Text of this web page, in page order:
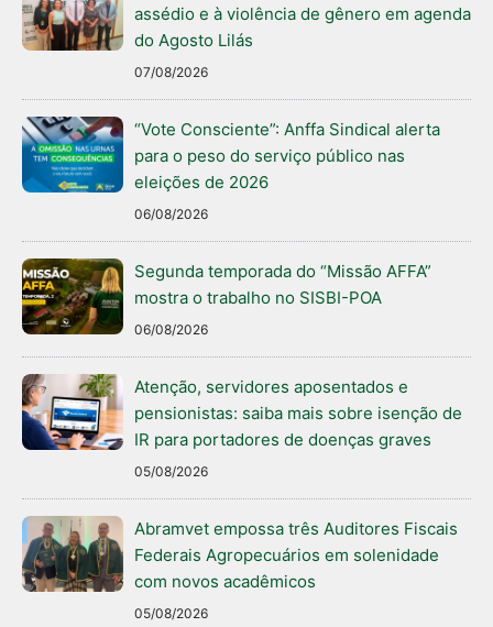
assédio e à violência de gênero em agenda
do Agosto Lilás
07/08/2026
“Vote Consciente”: Anffa Sindical alerta
para o peso do serviço público nas
eleições de 2026
06/08/2026
Segunda temporada do “Missão AFFA”
mostra o trabalho no SISBI-POA
06/08/2026
Atenção, servidores aposentados e
pensionistas: saiba mais sobre isenção de
IR para portadores de doenças graves
05/08/2026
Abramvet empossa três Auditores Fiscais
Federais Agropecuários em solenidade
com novos acadêmicos
05/08/2026